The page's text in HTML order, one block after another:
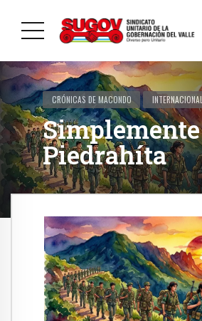
CRÓNICAS DE MACONDO INTERNACIONAL
Simplemente
Piedrahíta